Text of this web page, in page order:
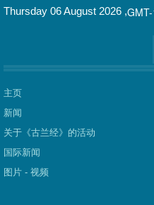
Thursday 06 August 2026 ,
主页
新闻
关于《古兰经》的活动
国际新闻
图片 - 视频